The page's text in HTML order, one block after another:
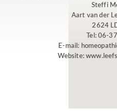
Steffi
Aart van der
2624
Tel: 06-
E-mail:
Website: